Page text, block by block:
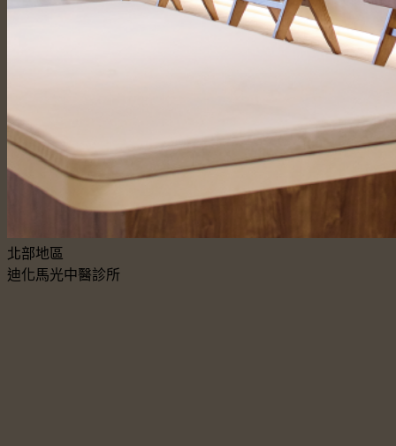
北部地區
迪化馬光中醫診所